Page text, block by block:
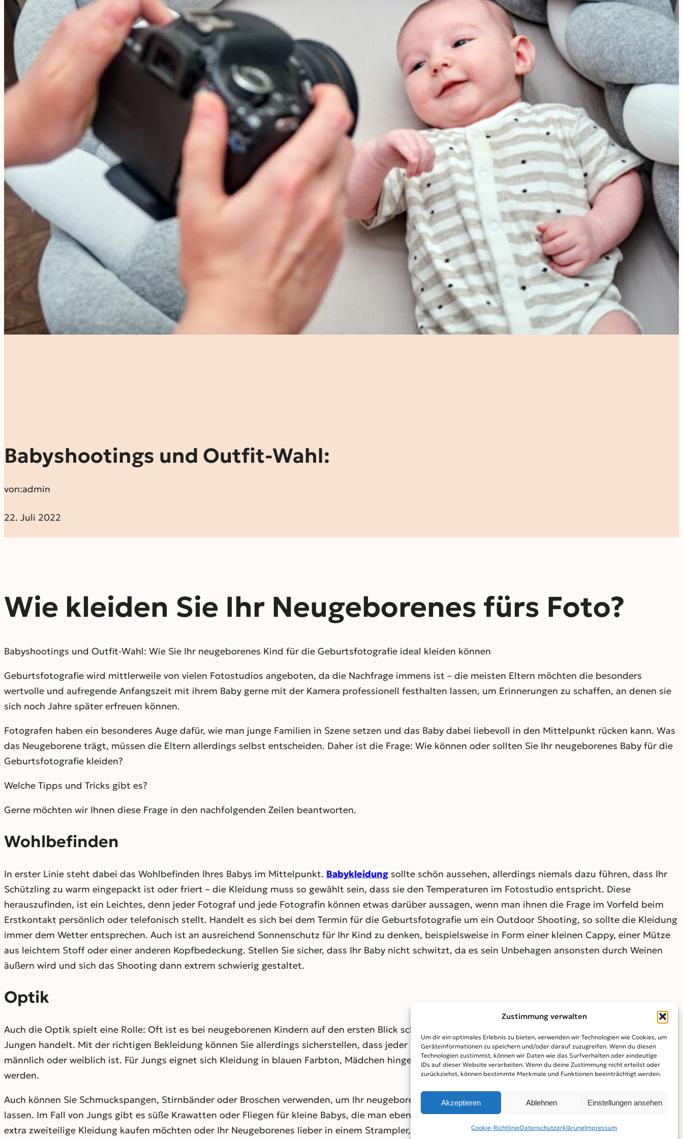
Zustimmung verwalten
Um dir ein optimales Erlebnis zu bieten, verwenden wir Technologien wie Cookies, um
Geräteinformationen zu speichern und/oder darauf zuzugreifen. Wenn du diesen
Technologien zustimmst, können wir Daten wie das Surfverhalten oder eindeutige
IDs auf dieser Website verarbeiten. Wenn du deine Zustimmung nicht erteilst oder
zurückziehst, können bestimmte Merkmale und Funktionen beeinträchtigt werden.
Akzeptieren Ablehnen Einstellungen ansehen
Cookie-RichtlinieDatenschutz­erklärungImpressum
Babyshootings und Outfit-Wahl:
von:admin
22. Juli 2022
Wie kleiden Sie Ihr Neugeborenes fürs Foto?
Babyshootings und Outfit-Wahl: Wie Sie Ihr neugeborenes Kind für die Geburtsfotografie ideal kleiden können
Geburtsfotografie wird mittlerweile von vielen Fotostudios angeboten, da die Nachfrage immens ist – die meisten Eltern möchten die besonders
wertvolle und aufregende Anfangszeit mit ihrem Baby gerne mit der Kamera professionell festhalten lassen, um Erinnerungen zu schaffen, an denen sie
sich noch Jahre später erfreuen können.
Fotografen haben ein besonderes Auge dafür, wie man junge Familien in Szene setzen und das Baby dabei liebevoll in den Mittelpunkt rücken kann. Was
das Neugeborene trägt, müssen die Eltern allerdings selbst entscheiden. Daher ist die Frage: Wie können oder sollten Sie Ihr neugeborenes Baby für die
Geburtsfotografie kleiden?
Welche Tipps und Tricks gibt es?
Gerne möchten wir Ihnen diese Frage in den nachfolgenden Zeilen beantworten.
Wohlbefinden
In erster Linie steht dabei das Wohlbefinden Ihres Babys im Mittelpunkt. Babykleidung sollte schön aussehen, allerdings niemals dazu führen, dass Ihr
Schützling zu warm eingepackt ist oder friert – die Kleidung muss so gewählt sein, dass sie den Temperaturen im Fotostudio entspricht. Diese
herauszufinden, ist ein Leichtes, denn jeder Fotograf und jede Fotografin können etwas darüber aussagen, wenn man ihnen die Frage im Vorfeld beim
Erstkontakt persönlich oder telefonisch stellt. Handelt es sich bei dem Termin für die Geburtsfotografie um ein Outdoor Shooting, so sollte die Kleidung
immer dem Wetter entsprechen. Auch ist an ausreichend Sonnenschutz für Ihr Kind zu denken, beispielsweise in Form einer kleinen Cappy, einer Mütze
aus leichtem Stoff oder einer anderen Kopfbedeckung. Stellen Sie sicher, dass Ihr Baby nicht schwitzt, da es sein Unbehagen ansonsten durch Weinen
äußern wird und sich das Shooting dann extrem schwierig gestaltet.
Optik
Auch die Optik spielt eine Rolle: Oft ist es bei neugeborenen Kindern auf den ersten Blick schwer zu erkennen, ob es sich um ein Mädchen oder einen
Jungen handelt. Mit der richtigen Bekleidung können Sie allerdings sicherstellen, dass jeder beim Betrachten der Fotos sofort erkennt, ob Ihr Kind
männlich oder weiblich ist. Für Jungs eignet sich Kleidung in blauen Farbton, Mädchen hingegen dürfen in schönem rosa oder Pastellfarben gekleidet
werden.
Auch können Sie Schmuckspangen, Stirnbänder oder Broschen verwenden, um Ihr neugeborenes Mädchen für die Geburtsfotografie schick aussehen zu
lassen. Im Fall von Jungs gibt es süße Krawatten oder Fliegen für kleine Babys, die man ebenfalls einsetzen könnte. Dann stellt sich die Frage, ob Sie
extra zweiteilige Kleidung kaufen möchten oder Ihr Neugeborenes lieber in einem Strampler, bzw. Jumpsuit oder Body kleiden möchten. Einteilige